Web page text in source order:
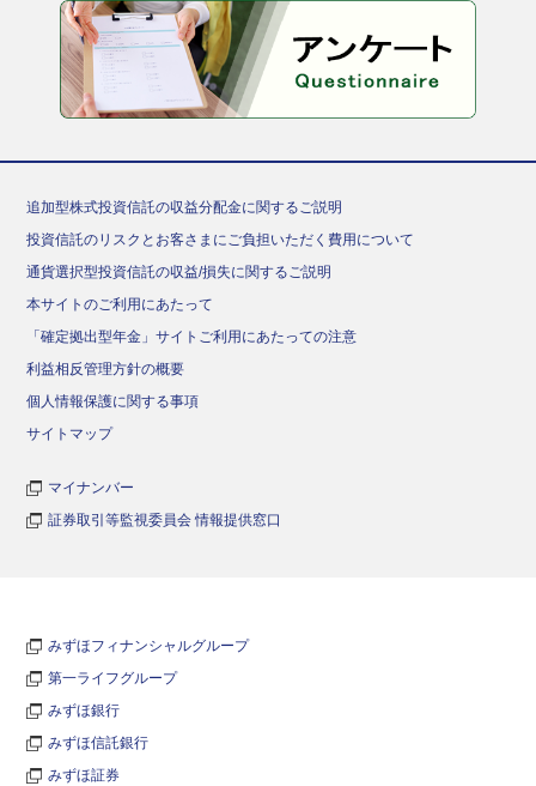
追加型株式投資信託の収益分配金に関するご説明
投資信託のリスクとお客さまにご負担いただく費用について
通貨選択型投資信託の収益/損失に関するご説明
本サイトのご利用にあたって
「確定拠出型年金」サイトご利用にあたっての注意
利益相反管理方針の概要
個人情報保護に関する事項
サイトマップ
マイナンバー
証券取引等監視委員会 情報提供窓口
みずほフィナンシャルグループ
第一ライフグループ
みずほ銀行
みずほ信託銀行
みずほ証券